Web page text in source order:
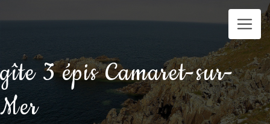
gîte 3 épis Camaret-sur-
Mer